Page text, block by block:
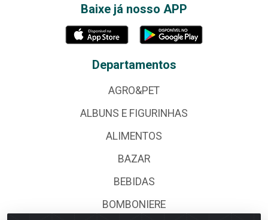
Baixe já nosso APP
Departamentos
AGRO&PET
ALBUNS E FIGURINHAS
ALIMENTOS
BAZAR
BEBIDAS
BOMBONIERE